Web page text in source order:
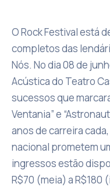
O Rock Festival está
completos das
Nós. No dia 08 de
Acústica do Teatro
sucessos que
Ventania” e
anos de carreira
nacional prometem
ingressos estão
R$70 (meia) a